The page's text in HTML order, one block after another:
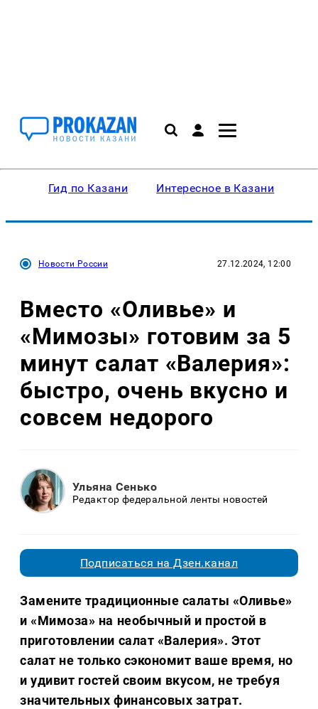
Гид по Казани Интересное в Казани
Новости России 27.12.2024, 12:00
Вместо «Оливье» и
«Мимозы» готовим за 5
минут салат «Валерия»:
быстро, очень вкусно и
совсем недорого
Ульяна Сенько
Редактор федеральной ленты новостей
Подписаться на Дзен.канал
Замените традиционные салаты «Оливье»
и «Мимоза» на необычный и простой в
приготовлении салат «Валерия». Этот
салат не только сэкономит ваше время, но
и удивит гостей своим вкусом, не требуя
значительных финансовых затрат.